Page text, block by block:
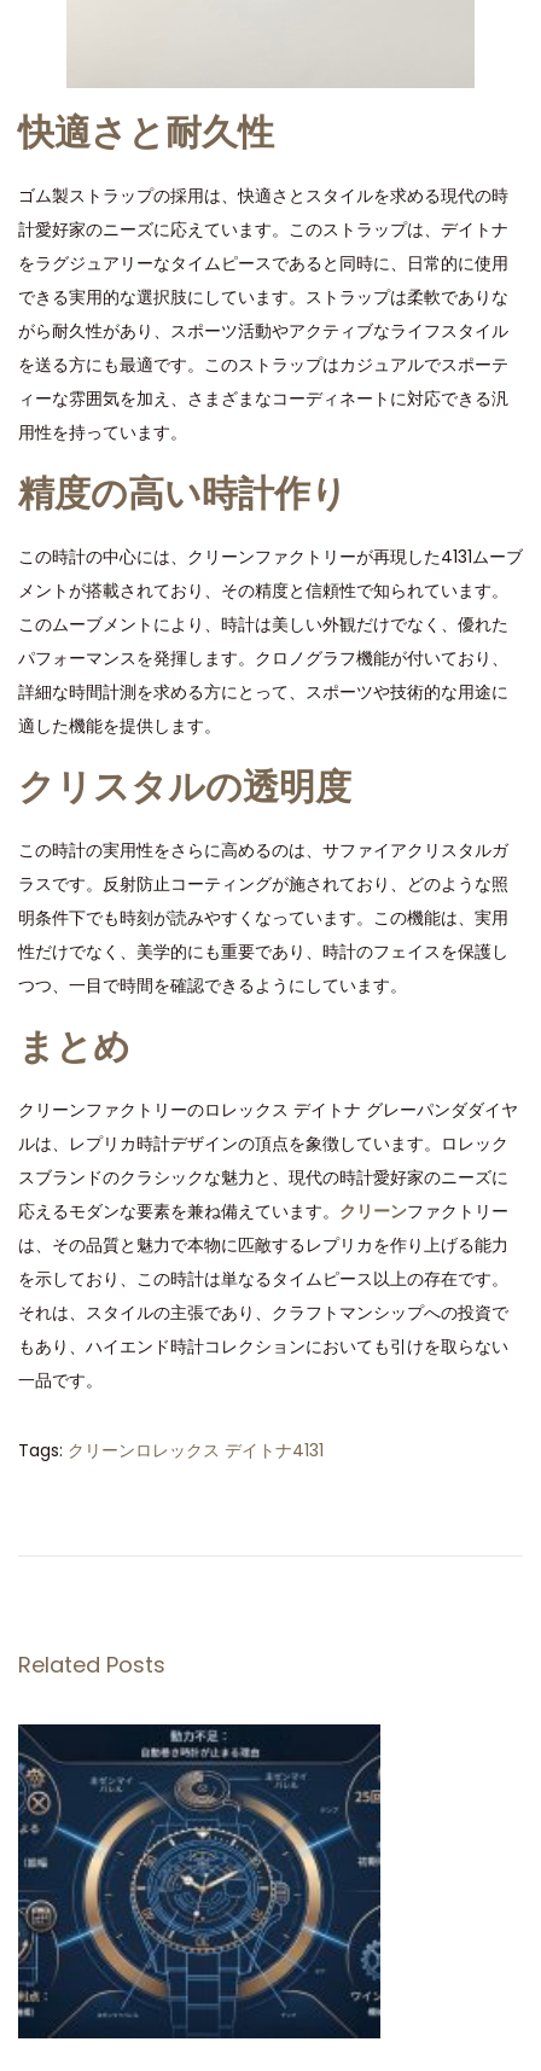
快適さと耐久性
ゴム製ストラップの採用は、快適さとスタイルを求める現代の時
計愛好家のニーズに応えています。このストラップは、デイトナ
をラグジュアリーなタイムピースであると同時に、日常的に使用
できる実用的な選択肢にしています。ストラップは柔軟でありな
がら耐久性があり、スポーツ活動やアクティブなライフスタイル
を送る方にも最適です。このストラップはカジュアルでスポーテ
ィーな雰囲気を加え、さまざまなコーディネートに対応できる汎
用性を持っています。
精度の高い時計作り
この時計の中心には、クリーンファクトリーが再現した4131ムーブ
メントが搭載されており、その精度と信頼性で知られています。
このムーブメントにより、時計は美しい外観だけでなく、優れた
パフォーマンスを発揮します。クロノグラフ機能が付いており、
詳細な時間計測を求める方にとって、スポーツや技術的な用途に
適した機能を提供します。
クリスタルの透明度
この時計の実用性をさらに高めるのは、サファイアクリスタルガ
ラスです。反射防止コーティングが施されており、どのような照
明条件下でも時刻が読みやすくなっています。この機能は、実用
性だけでなく、美学的にも重要であり、時計のフェイスを保護し
つつ、一目で時間を確認できるようにしています。
まとめ
クリーンファクトリーのロレックス デイトナ グレーパンダダイヤ
ルは、レプリカ時計デザインの頂点を象徴しています。ロレック
スブランドのクラシックな魅力と、現代の時計愛好家のニーズに
応えるモダンな要素を兼ね備えています。 クリーンファクトリー
は、その品質と魅力で本物に匹敵するレプリカを作り上げる能力
を示しており、この時計は単なるタイムピース以上の存在です。
それは、スタイルの主張であり、クラフトマンシップへの投資で
もあり、ハイエンド時計コレクションにおいても引けを取らない
一品です。
Tags: クリーンロレックス デイトナ4131
し
の
融
合
：
C
L
e
a
n
工
Related Posts